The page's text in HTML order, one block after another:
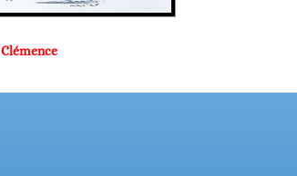
Clémence